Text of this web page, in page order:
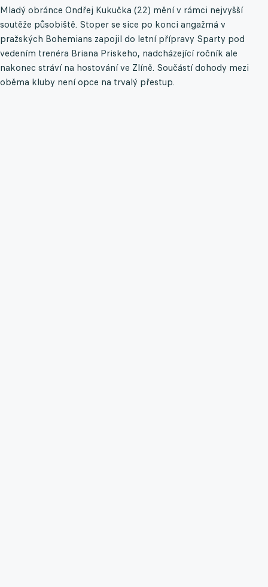
Mladý obránce Ondřej Kukučka (22) mění v rámci nejvyšší
soutěže působiště. Stoper se sice po konci angažmá v
pražských Bohemians zapojil do letní přípravy Sparty pod
vedením trenéra Briana Priskeho, nadcházející ročník ale
nakonec stráví na hostování ve Zlíně. Součástí dohody mezi
oběma kluby není opce na trvalý přestup.